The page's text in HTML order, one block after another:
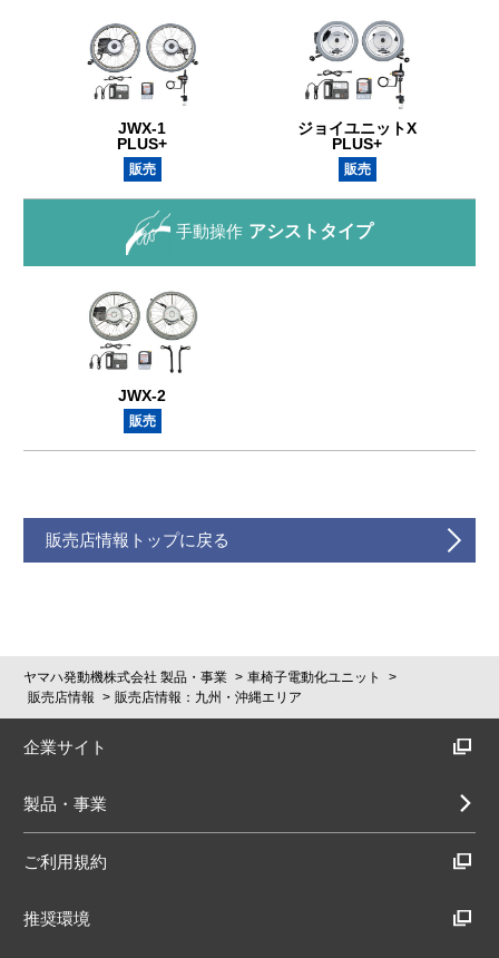
JWX-1
PLUS+
販売
ジョイユニットX
PLUS+
販売
手動操作 アシストタイプ
JWX-2
販売
販売店情報トップに戻る
ヤマハ発動機株式会社 製品・事業
車椅子電動化ユニット
販売店情報
販売店情報：九州・沖縄エリア
企業サイト
製品・事業
ご利用規約
推奨環境